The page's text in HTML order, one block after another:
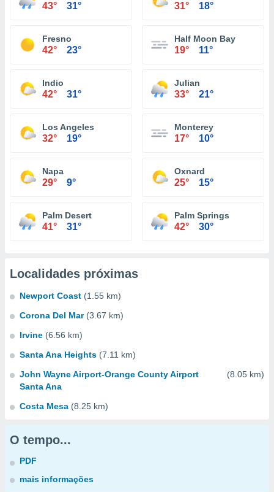
43° 31° 31° 18°
Fresno
42° 23°
Half Moon Bay
19° 11°
Indio
42° 31°
Julian
33° 21°
Los Angeles
32° 19°
Monterey
17° 10°
Napa
29° 9°
Oxnard
25° 15°
Palm Desert
41° 31°
Palm Springs
42° 30°
Localidades próximas
Newport Coast (1.55 km)
Corona Del Mar (3.67 km)
Irvine (6.56 km)
Santa Ana Heights (7.11 km)
John Wayne Airport-Orange County Airport
Santa Ana
(8.05 km)
Costa Mesa (8.25 km)
O tempo...
PDF
mais informações